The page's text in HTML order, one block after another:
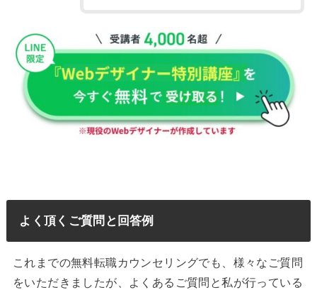
よく頂くご質問と回答例
これまでの無料転職カウンセリングでも、様々なご質問
をいただきましたが、よくあるご質問と私が行っている